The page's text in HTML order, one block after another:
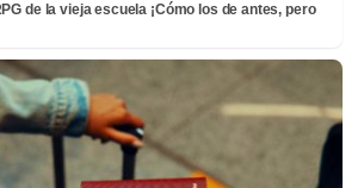
de la vieja escuela ¡Cómo los de antes, pero